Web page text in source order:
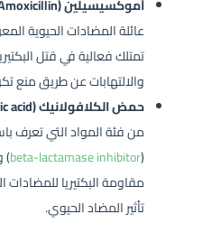
أموكسيسيلين (Amoxicillin):
عائلة المضادات الحيوية
تمتلك فعالية في قتل
والالتهابات عن طريق منع
حمض الكلافولانيك (Clavulanic acid):
من فئة المواد التي تعرف
(
beta-lactamase inhibitor
)
مقاومة البكتيريا
تأثير المضاد الحيوي.